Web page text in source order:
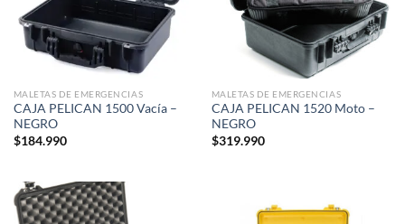
MALETAS DE EMERGENCIAS
CAJA PELICAN 1500 Vacía –
NEGRO
$184.990
MALETAS DE EMERGENCIAS
CAJA PELICAN 1520 Moto –
NEGRO
$319.990